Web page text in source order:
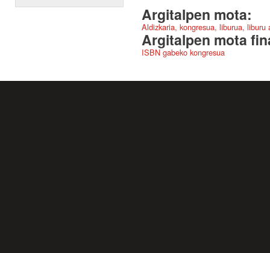
Argitalpen mota:
Aldizkaria, kongresua, liburua,
Argitalpen mota
ISBN gabeko kongresua